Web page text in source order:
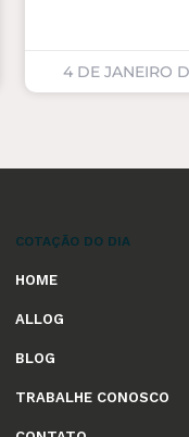
4 DE JANEIRO
COTAÇÃO DO DIA
HOME
ALLOG
BLOG
TRABALHE CONOSCO